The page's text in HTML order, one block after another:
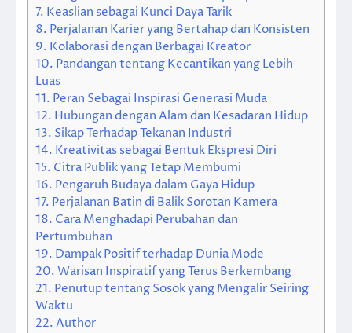
7. Keaslian sebagai Kunci Daya Tarik
8. Perjalanan Karier yang Bertahap dan Konsisten
9. Kolaborasi dengan Berbagai Kreator
10. Pandangan tentang Kecantikan yang Lebih
Luas
11. Peran Sebagai Inspirasi Generasi Muda
12. Hubungan dengan Alam dan Kesadaran Hidup
13. Sikap Terhadap Tekanan Industri
14. Kreativitas sebagai Bentuk Ekspresi Diri
15. Citra Publik yang Tetap Membumi
16. Pengaruh Budaya dalam Gaya Hidup
17. Perjalanan Batin di Balik Sorotan Kamera
18. Cara Menghadapi Perubahan dan
Pertumbuhan
19. Dampak Positif terhadap Dunia Mode
20.Warisan Inspiratif yang Terus Berkembang
21. Penutup tentang Sosok yang Mengalir Seiring
Waktu
22.Author